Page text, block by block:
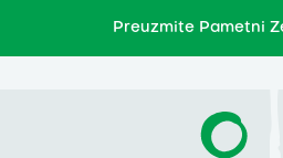
Preuzmite Pametni